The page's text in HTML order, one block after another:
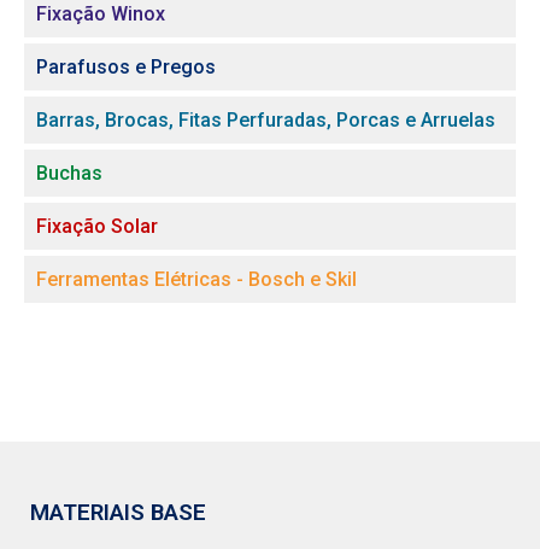
Fixação Winox
Parafusos e Pregos
Barras, Brocas, Fitas Perfuradas, Porcas e Arruelas
Buchas
Fixação Solar
Ferramentas Elétricas - Bosch e Skil
MATERIAIS BASE